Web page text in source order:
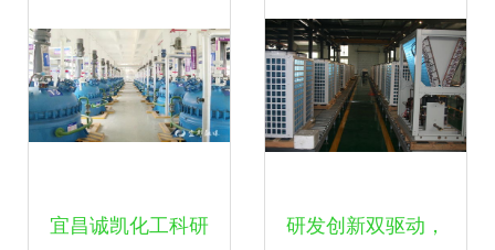
宜昌诚凯化工科研 研发创新双驱动，